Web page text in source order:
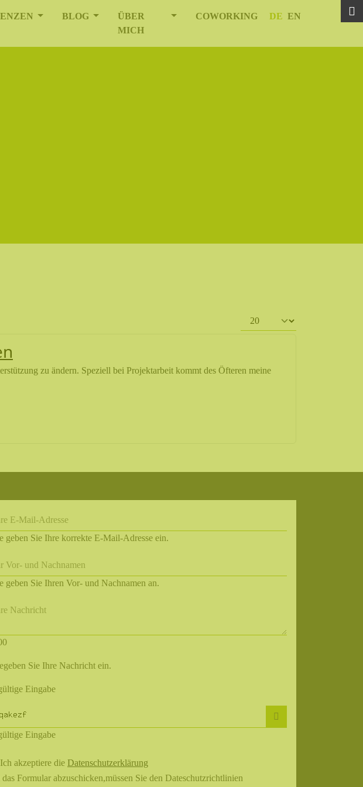
MOD_MENU_DROPDOWN
BLOG MOD_MENU_DROPDOWN
ÜBER
MICH
MOD_MENU_DROPDOWN
COWORKING DE EN
Anzeige #
zu ändern. Speziell bei Projektarbeit kommt des Öfteren meine
E-Mail-Adresse
geben Sie Ihre korrekte E-Mail-Adresse ein.
und Nachnamen
geben Sie Ihren Vor- und Nachnamen an.
Nachricht
Sie Ihre Nachricht ein.
Eingabe
Eingabe
Ich akzeptiere die Datenschutzerklärung
Formular abzuschicken,müssen Sie den Dateschutzrichtlinien